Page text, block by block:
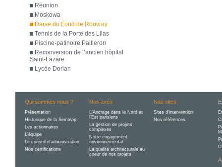
Réunion
Moskowa
Darse du Fond de Rouvray
Tennis de la Porte des Lilas
Piscine-patinoire Pailleron
Reconversion de l’ancien hôpital
Saint-Lazare
Lycée Dorian
Qui sommes nous ?
Présentation
Historique de la Semavip
Les actionnaires
L'équipe
Le conseil d’administration
Nos certifications
Nos axes
L’Ancrage dans le Nord et
l’Est parisiens
La gestion de projets
complexes
Notre engagement
environnemental
La qualité architecturale au
coeur de nos projets
Nos sites
Sites d'intervention
Nos références